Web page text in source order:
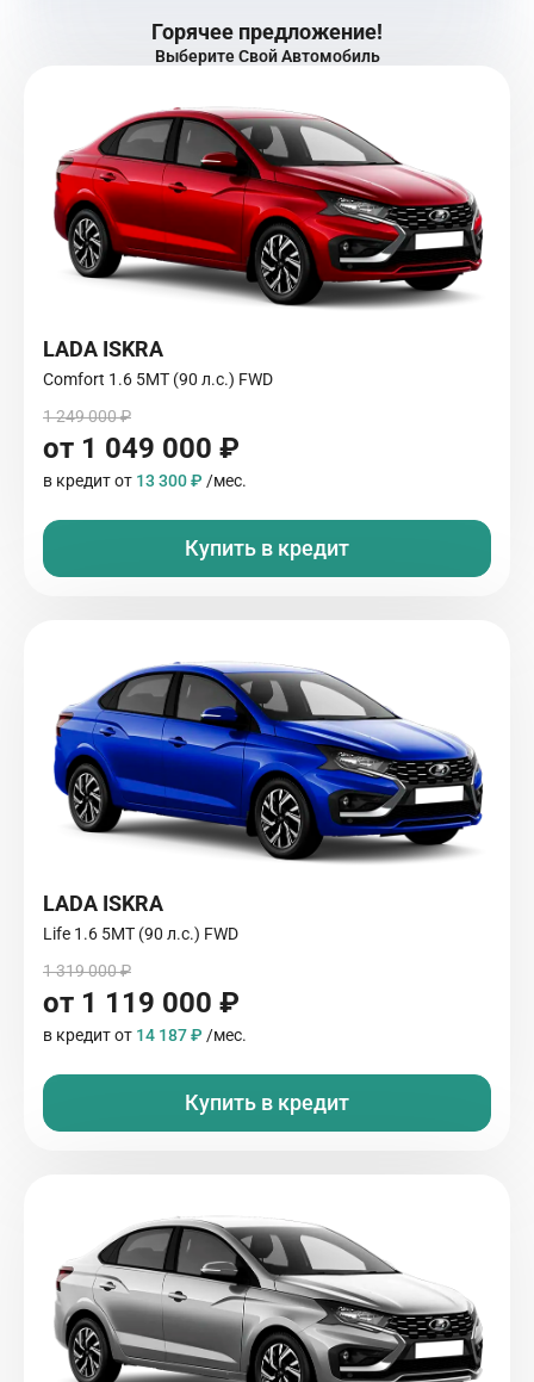
Горячее предложение!
Выберите Свой Автомобиль
LADA ISKRA
Comfort 1.6 5МТ (90 л.с.) FWD
1 249 000 ₽
от 1 049 000 ₽
в кредит от 13 300 ₽ /мес.
Купить в кредит
LADA ISKRA
Life 1.6 5МТ (90 л.с.) FWD
1 319 000 ₽
от 1 119 000 ₽
в кредит от 14 187 ₽ /мес.
Купить в кредит